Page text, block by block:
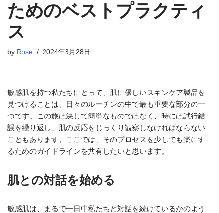
ッ
プ
ためのベストプラクティ
ス
by Rose 2024年3月28日
敏感肌を持つ私たちにとって、肌に優しいスキンケア製品を
見つけることは、日々のルーチンの中で最も重要な部分の一
つです。この旅は決して簡単なものではなく、時には試行錯
誤を繰り返し、肌の反応をじっくり観察しなければならない
こともあります。ここでは、そのプロセスを少しでも楽にす
るためのガイドラインを共有したいと思います。
肌との対話を始める
敏感肌は、まるで一日中私たちと対話を続けているかのよう